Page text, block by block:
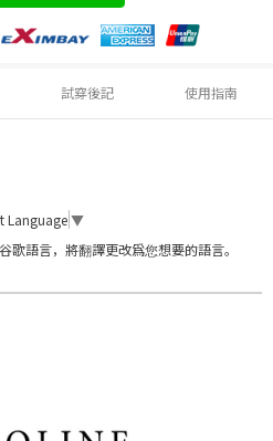
試穿後記 使用指南
Language ▼
歌語言，將翻譯更改爲您想要的語言。